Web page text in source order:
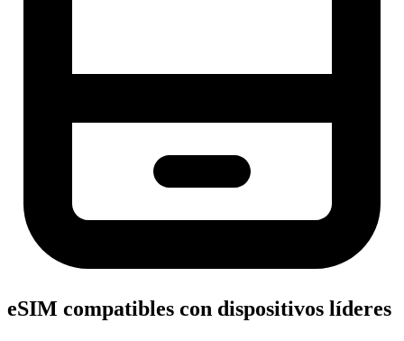
eSIM compatibles con dispositivos líderes